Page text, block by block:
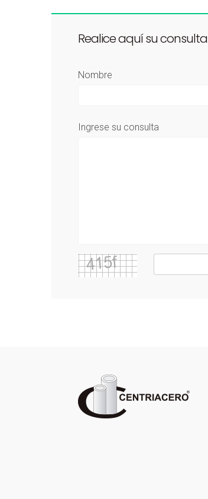
Realice aquí su consulta
Nombre
Ingrese su consulta